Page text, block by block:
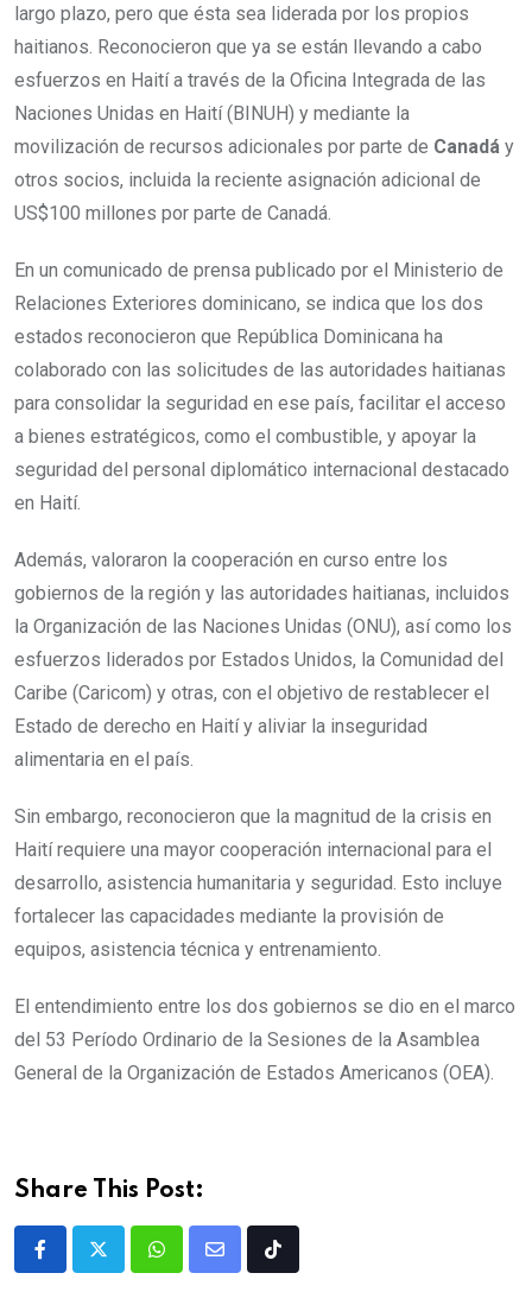
largo plazo, pero que ésta sea liderada por los propios
haitianos. Reconocieron que ya se están llevando a cabo
esfuerzos en Haití a través de la Oficina Integrada de las
Naciones Unidas en Haití (BINUH) y mediante la
movilización de recursos adicionales por parte de Canadá y
otros socios, incluida la reciente asignación adicional de
US$100 millones por parte de Canadá.
En un comunicado de prensa publicado por el Ministerio de
Relaciones Exteriores dominicano, se indica que los dos
estados reconocieron que República Dominicana ha
colaborado con las solicitudes de las autoridades haitianas
para consolidar la seguridad en ese país, facilitar el acceso
a bienes estratégicos, como el combustible, y apoyar la
seguridad del personal diplomático internacional destacado
en Haití.
Además, valoraron la cooperación en curso entre los
gobiernos de la región y las autoridades haitianas, incluidos
la Organización de las Naciones Unidas (ONU), así como los
esfuerzos liderados por Estados Unidos, la Comunidad del
Caribe (Caricom) y otras, con el objetivo de restablecer el
Estado de derecho en Haití y aliviar la inseguridad
alimentaria en el país.
Sin embargo, reconocieron que la magnitud de la crisis en
Haití requiere una mayor cooperación internacional para el
desarrollo, asistencia humanitaria y seguridad. Esto incluye
fortalecer las capacidades mediante la provisión de
equipos, asistencia técnica y entrenamiento.
El entendimiento entre los dos gobiernos se dio en el marco
del 53 Período Ordinario de la Sesiones de la Asamblea
General de la Organización de Estados Americanos (OEA).
Share This Post: